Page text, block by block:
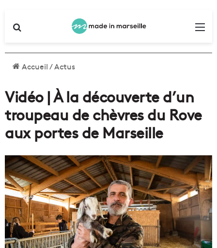
Accueil/Actus
Vidéo | À la découverte d’un
troupeau de chèvres du Rove
aux portes de Marseille